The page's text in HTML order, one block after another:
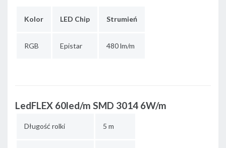
Kolor LED Chip Strumień
RGB Epistar 480 lm/m
LedFLEX 60led/m SMD 3014 6W/m
Długość rolki 5 m